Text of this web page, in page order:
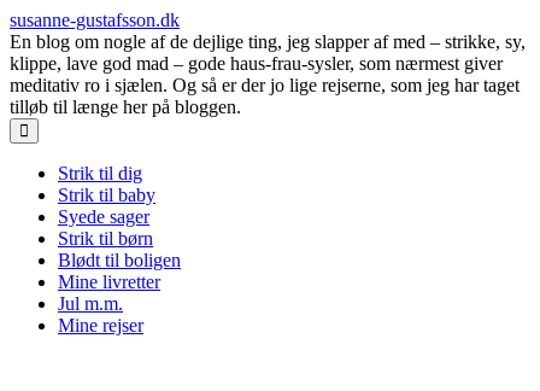
susanne-gustafsson.dk
En blog om nogle af de dejlige ting, jeg slapper af med – strikke, sy,
klippe, lave god mad – gode haus-frau-sysler, som nærmest giver
meditativ ro i sjælen. Og så er der jo lige rejserne, som jeg har taget
tilløb til længe her på bloggen.
Main
menu
Skip
content
Strik til dig
Strik til baby
Syede sager
Strik til børn
Blødt til boligen
Mine livretter
Jul m.m.
Mine rejser